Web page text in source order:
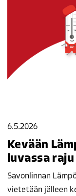
6.5.2026
Kevään
luvassa
Savonlinnan
vietetään jälleen